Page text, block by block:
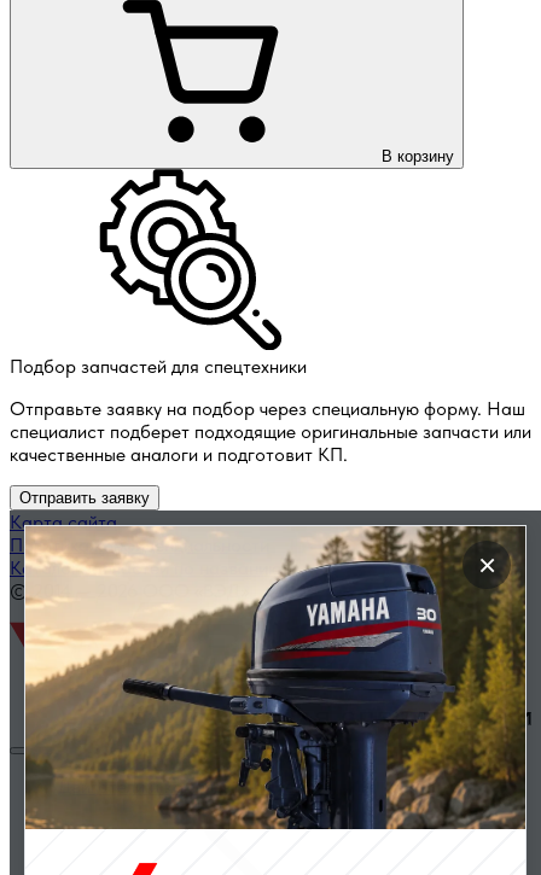
В корзину
Подбор запчастей для спецтехники
Отправьте заявку на подбор через специальную форму. Наш
специалист подберет подходящие оригинальные запчасти или
качественные аналоги и подготовит КП.
Отправить заявку
×
Карта сайта
Политика конфиденциальности
Каталог запчастей по названию
© 2014 — 2026 ООО «ВЭД»
Двигатели и комплектующие